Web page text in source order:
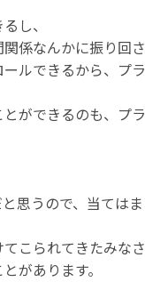
し、
係なんかに振り回
ルできるから、プ
ができるのも、プ
思うので、当ては
こられてきたみな
があります。